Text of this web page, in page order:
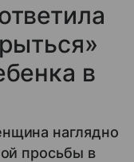
в
наглядно
просьбы в